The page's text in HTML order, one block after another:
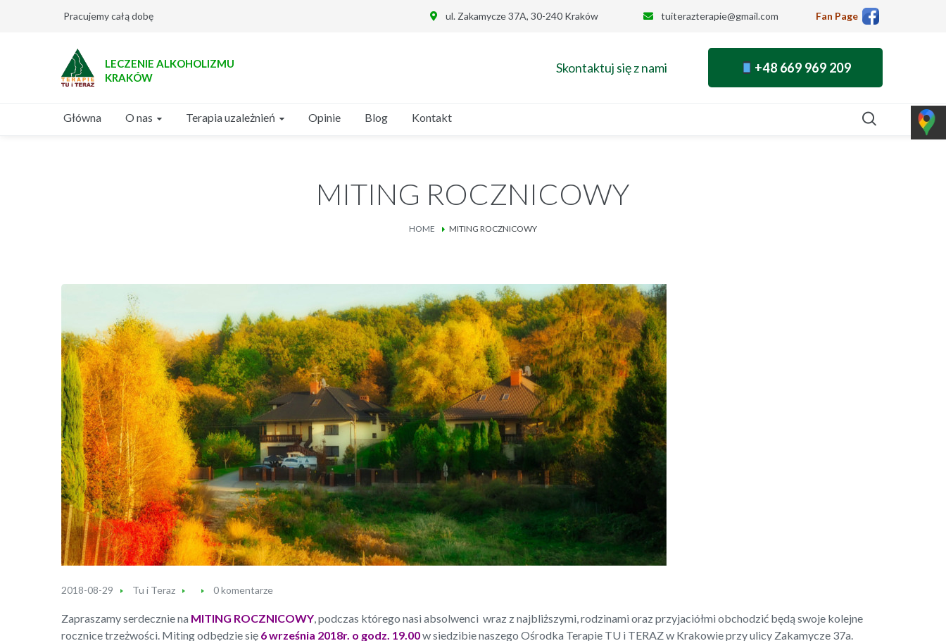
Pracujemy całą dobę ul. Zakamycze 37A, 30-240 Kraków tuiterazterapie@gmail.com Fan Page
LECZENIE ALKOHOLIZMU
KRAKÓW
Skontaktuj się z nami +48 669 969 209
Główna O nas Terapia uzależnień Opinie Blog Kontakt
MITING ROCZNICOWY
HOME MITING ROCZNICOWY
2018-08-29 Tu i Teraz 0 komentarze
Zapraszamy serdecznie na MITING ROCZNICOWY, podczas którego nasi absolwenci wraz z najbliższymi, rodzinami oraz przyjaciółmi obchodzić będą swoje kolejne
rocznice trzeżwości. Miting odbędzie się 6 września 2018r. o godz. 19.00w siedzibie naszego Ośrodka Terapie TU i TERAZ w Krakowie przy ulicy Zakamycze 37a.